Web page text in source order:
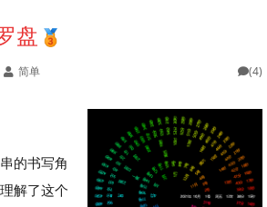
盘
简单 (4)
的书写角
解了这个